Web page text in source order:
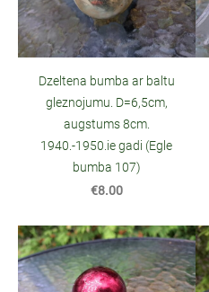
Dzeltena bumba ar baltu
gleznojumu. D=6,5cm,
augstums 8cm.
1940.-1950.ie gadi (Egle
bumba 107)
€8.00